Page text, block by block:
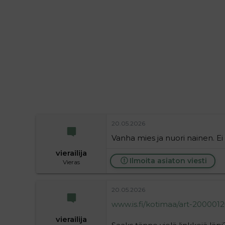
vierailija
Vieras
20.05.2026
Vanha mies ja nuori nainen.
Ilmoita asiaton viesti
vierailija
20.05.2026
www.is.fi/kotimaa/art-